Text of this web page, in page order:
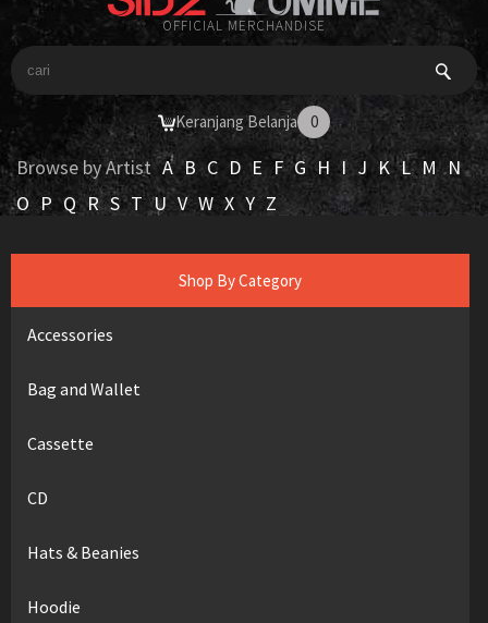
OFFICIAL MERCHANDISE
Keranjang Belanja 0
Browse by Artist A B C D E F G H I J K L M
N
O P Q R S T U V W X Y Z
Shop By Category
Accessories
Bag and Wallet
Cassette
CD
Hats & Beanies
Hoodie